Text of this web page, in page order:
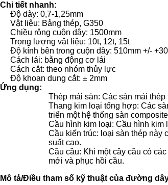
Chi tiết nhanh:
Độ dày: 0,7-1,25mm
Vật liệu: Bảng thép, G350
Chiều rộng cuộn dây: 1500mm
Trọng lượng vật liệu: 10t, 12t, 15t
Độ kính bên trong cuộn dây: 510mm +/-
Cách lái: bằng động cơ lái
Cách cắt: theo nhóm thủy lực
Độ khoan dung cắt: ± 2mm
Ứng dụng:
Thép mái sàn: Các sàn mái
Thang kim loại tổng hợp: Các
triển một hệ thống sàn
Cầu hình kim loại: Cầu hình kim
Cầu kiến trúc: loại sàn thép này
suất cao.
Cầu cầu: Khi một cây cầu có
mới và phục hồi cầu.
Mô tả/Điều tham số kỹ thuật của đường